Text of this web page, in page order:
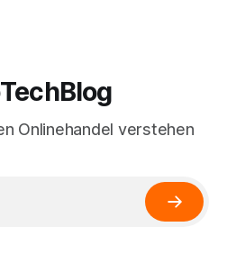
Onlinehandel verstehen